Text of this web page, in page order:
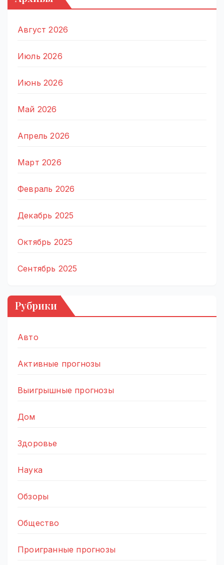
Август 2026
Июль 2026
Июнь 2026
Май 2026
Апрель 2026
Март 2026
Февраль 2026
Декабрь 2025
Октябрь 2025
Сентябрь 2025
Рубрики
Авто
Активные прогнозы
Выигрышные прогнозы
Дом
Здоровье
Наука
Обзоры
Общество
Проигранные прогнозы